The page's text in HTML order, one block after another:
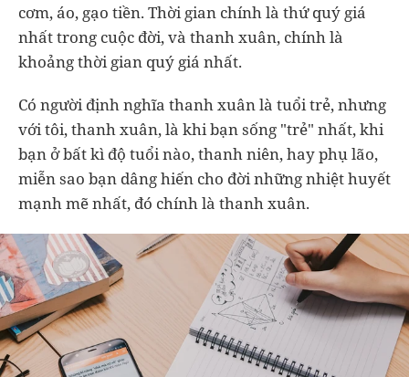
cơm, áo, gạo tiền. Thời gian chính là thứ quý giá
nhất trong cuộc đời, và thanh xuân, chính là
khoảng thời gian quý giá nhất.
Có người định nghĩa thanh xuân là tuổi trẻ, nhưng
với tôi, thanh xuân, là khi bạn sống "trẻ" nhất, khi
bạn ở bất kì độ tuổi nào, thanh niên, hay phụ lão,
miễn sao bạn dâng hiến cho đời những nhiệt huyết
mạnh mẽ nhất, đó chính là thanh xuân.